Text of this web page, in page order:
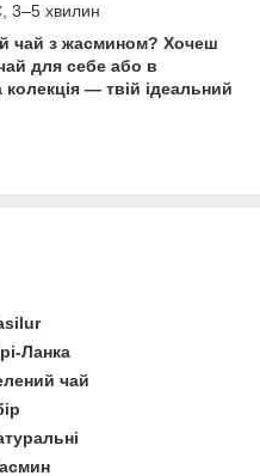
3–5 хвилин
чай з жасмином? Хочеш
для себе або в
— твій ідеальний
Ланка
чай